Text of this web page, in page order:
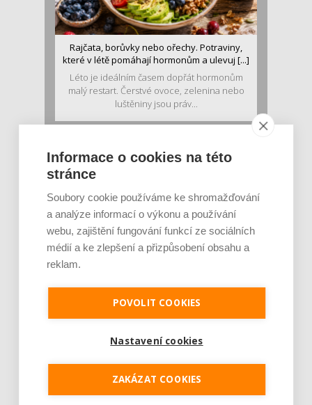
Rajčata, borůvky nebo ořechy. Potraviny,
které v létě pomáhají hormonům a ulevuj [...]
Léto je ideálním časem dopřát hormonům
malý restart. Čerstvé ovoce, zelenina nebo
luštěniny jsou práv...
Je jen pro sportovce, přiberu po něm a ve
stravě ho mám dostatek. Znáte nejčastějš [...]
Pojem protein již nějakou dobu rezonuje
v oblasti zdraví, výživy i dlouhověkosti. Přesto
se o ně...
Informace o cookies na této
stránce
Soubory cookie používáme ke shromažďování
a analýze informací o výkonu a používání
webu, zajištění fungování funkcí ze sociálních
médií a ke zlepšení a přizpůsobení obsahu a
reklam.
POVOLIT COOKIES
Nastavení cookies
ZAKÁZAT COOKIES